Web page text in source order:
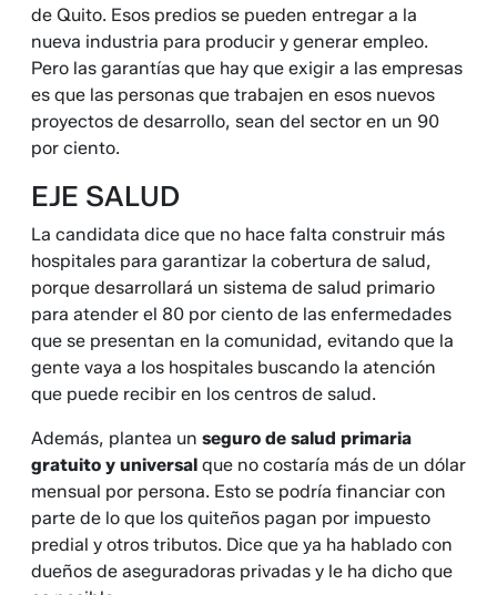
de Quito. Esos predios se pueden entregar a la
nueva industria para producir y generar empleo.
Pero las garantías que hay que exigir a las empresas
es que las personas que trabajen en esos nuevos
proyectos de desarrollo, sean del sector en un 90
por ciento.
EJE SALUD
La candidata dice que no hace falta construir más
hospitales para garantizar la cobertura de salud,
porque desarrollará un sistema de salud primario
para atender el 80 por ciento de las enfermedades
que se presentan en la comunidad, evitando que la
gente vaya a los hospitales buscando la atención
que puede recibir en los centros de salud.
Además, plantea un seguro de salud primaria
gratuito y universal que no costaría más de un dólar
mensual por persona. Esto se podría financiar con
parte de lo que los quiteños pagan por impuesto
predial y otros tributos. Dice que ya ha hablado con
dueños de aseguradoras privadas y le ha dicho que